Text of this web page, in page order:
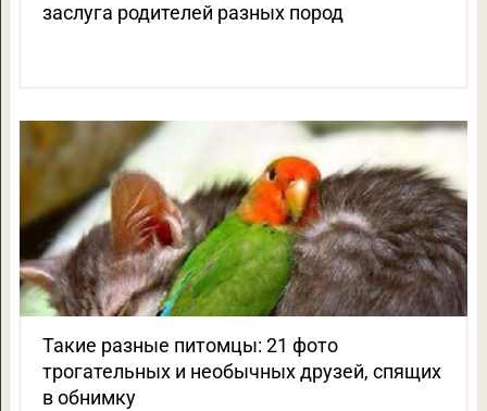
заслуга родителей разных пород
Такие разные питомцы: 21 фото
трогательных и необычных друзей, спящих
в обнимку